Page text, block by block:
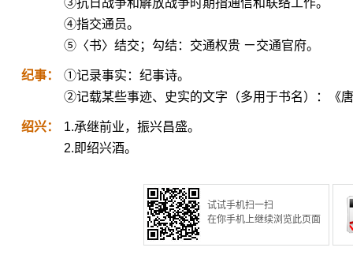
③抗日战争和解放战争时期指通信和联络工作。
④指交通员。
⑤〈书〉结交；勾结：交通权贵 ㄧ交通官府。
纪事：
①记录事实：纪事诗。
②记载某些事迹、史实的文字（多用于书名）：《
绍兴：
1.承继前业，振兴昌盛。
2.即绍兴酒。
试试手机扫一扫
在你手机上继续浏览此页面